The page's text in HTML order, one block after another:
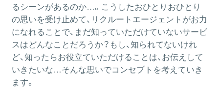
るシーンがあるのか…。こうしたおひとりおひとり
の思いを受け止めて、リクルートエージェントがお力
になれることで、まだ知っていただけていないサービ
スはどんなことだろうか？もし、知られてないけれ
ど、知ったらお役立ていただけることは、お伝えして
いきたいな…そんな思いでコンセプトを考えていき
ます。